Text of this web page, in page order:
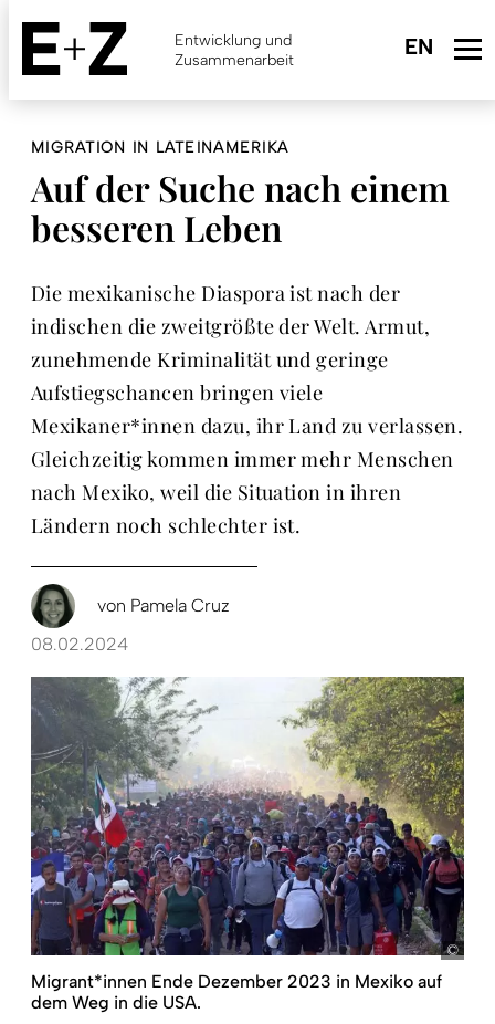
Skip
main
content
Entwicklung und
Zusammenarbeit
MIGRATION IN LATEINAMERIKA
Auf der Suche nach einem
besseren Leben
Die mexikanische Diaspora ist nach der
indischen die zweitgrößte der Welt. Armut,
zunehmende Kriminalität und geringe
Aufstiegschancen bringen viele
Mexikaner*innen dazu, ihr Land zu verlassen.
Gleichzeitig kommen immer mehr Menschen
nach Mexiko, weil die Situation in ihren
Ländern noch schlechter ist.
von Pamela Cruz
08.02.2024
Migrant*innen Ende Dezember 2023 in Mexiko auf
dem Weg in die USA.